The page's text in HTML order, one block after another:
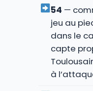
54 —
jeu au
dans le
capte
à